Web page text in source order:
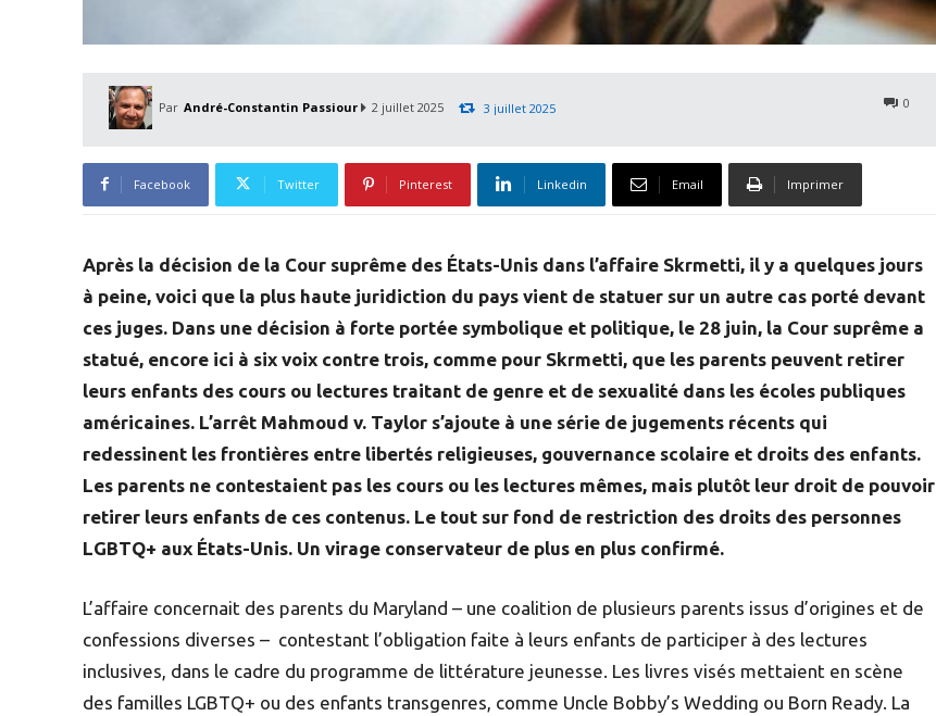
Par André-Constantin Passiour 2 juillet 2025 0
3 juillet 2025
Facebook Twitter Pinterest Linkedin Email Imprimer
Après la décision de la Cour suprême des États-Unis dans l’affaire Skrmetti, il y a quelques jours
à peine, voici que la plus haute juridiction du pays vient de statuer sur un autre cas porté devant
ces juges. Dans une décision à forte portée symbolique et politique, le 28 juin, la Cour suprême a
statué, encore ici à six voix contre trois, comme pour Skrmetti, que les parents peuvent retirer
leurs enfants des cours ou lectures traitant de genre et de sexualité dans les écoles publiques
américaines. L’arrêt Mahmoud v. Taylor s’ajoute à une série de jugements récents qui
redessinent les frontières entre libertés religieuses, gouvernance scolaire et droits des enfants.
Les parents ne contestaient pas les cours ou les lectures mêmes, mais plutôt leur droit de pouvoir
retirer leurs enfants de ces contenus. Le tout sur fond de restriction des droits des personnes
LGBTQ+ aux États-Unis. Un virage conservateur de plus en plus confirmé.
L’affaire concernait des parents du Maryland – une coalition de plusieurs parents issus d’origines et de
confessions diverses – contestant l’obligation faite à leurs enfants de participer à des lectures
inclusives, dans le cadre du programme de littérature jeunesse. Les livres visés mettaient en scène
des familles LGBTQ+ ou des enfants transgenres, comme Uncle Bobby’s Wedding ou Born Ready. La